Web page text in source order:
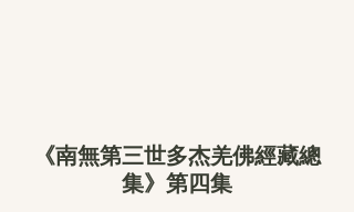
《南無第三世多杰羌佛經藏總
集》第四集